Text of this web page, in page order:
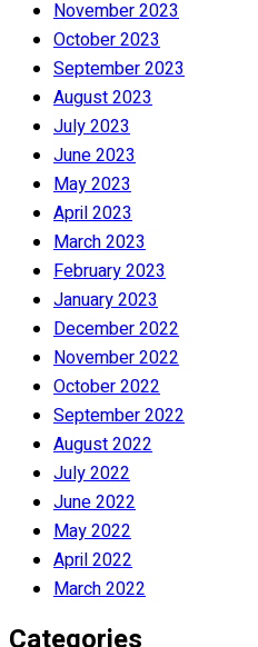
November 2023
October 2023
September 2023
August 2023
July 2023
June 2023
May 2023
April 2023
March 2023
February 2023
January 2023
December 2022
November 2022
October 2022
September 2022
August 2022
July 2022
June 2022
May 2022
April 2022
March 2022